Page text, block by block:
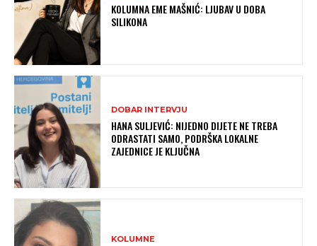
KOLUMNA EME MAŠNIĆ: LJUBAV U DOBA
SILIKONA
DOBAR INTERVJU
HANA SULJEVIĆ: NIJEDNO DIJETE NE TREBA
ODRASTATI SAMO, PODRŠKA LOKALNE
ZAJEDNICE JE KLJUČNA
KOLUMNE